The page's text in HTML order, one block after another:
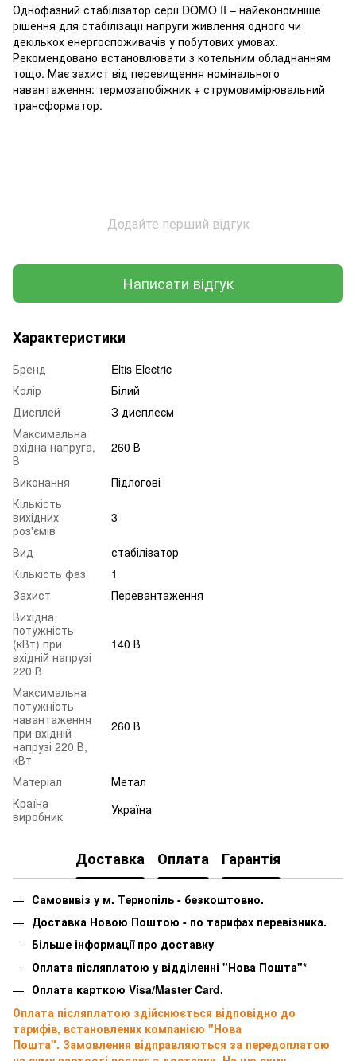
Однофазний стабілізатор серії DOMO II – найекономніше
рішення для стабілізації напруги живлення одного чи
декількох енергоспоживачів у побутових умовах.
Рекомендовано встановлювати з котельним обладнанням
тощо. Має захист від перевищення номінального
навантаження: термозапобіжник + струмовимірювальний
трансформатор.
Додайте перший відгук
Написати відгук
Характеристики
Бренд
Eltis Electric
Колір
Білий
Дисплей
З дисплеєм
Максимальна
вхідна напруга,
В
260 В
Виконання
Підлогові
Кількість
вихідних
роз'ємів
3
Вид
стабілізатор
Кількість фаз
1
Захист
Перевантаження
Вихідна
потужність
(кВт) при
вхідній напрузі
220 В
140 В
Максимальна
потужність
навантаження
при вхідній
напрузі 220 В,
кВт
260 В
Матеріал
Метал
Країна
виробник
Україна
Доставка Оплата Гарантія
Самовивіз у м. Тернопіль - безкоштовно.
Доставка Новою Поштою - по тарифах перевізника.
Більше інформації про доставку
Оплата післяплатою у відділенні "Нова Пошта"*
Оплата карткою Visa/Master Card.
Оплата післяплатою здійснюється відповідно до
тарифів, встановлених компанією "Нова
Пошта". Замовлення відправляються за передоплатою